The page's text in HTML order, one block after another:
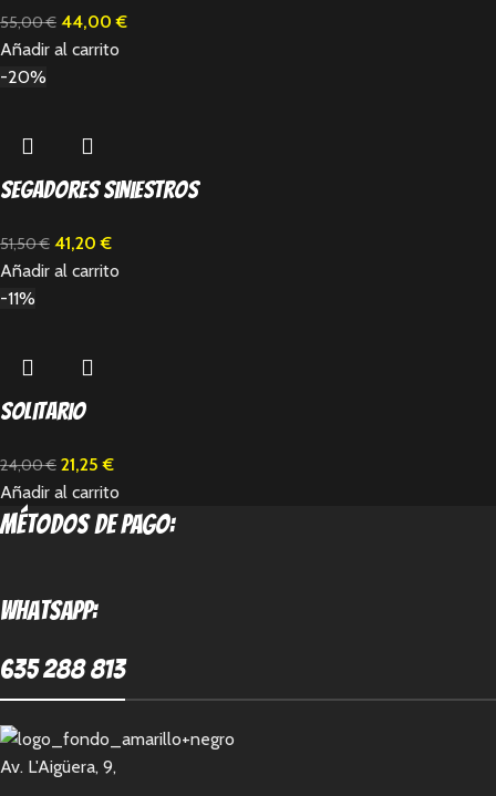
55,00€ 44,00€
Añadir al carrito
-20%
Segadores Siniestros
51,50€ 41,20€
Añadir al carrito
-11%
Solitario
24,00€ 21,25€
Añadir al carrito
métodos de pago:
Whatsapp:
635 288 813
Av. L'Aigüera, 9,